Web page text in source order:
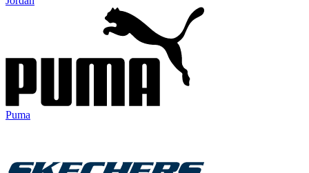
Puma